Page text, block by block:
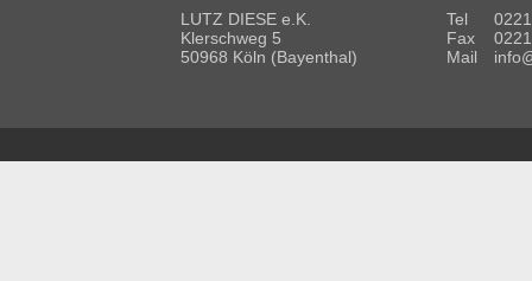
LUTZ DIESE e.K.
Klerschweg 5
50968 Köln (Bayenthal)
Tel
Fax
Mail